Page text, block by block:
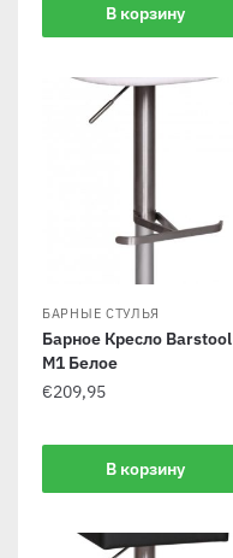
В корзину
БАРНЫЕ СТУЛЬЯ
Барное Кресло Barstool
M1 Белое
€209,95
В корзину